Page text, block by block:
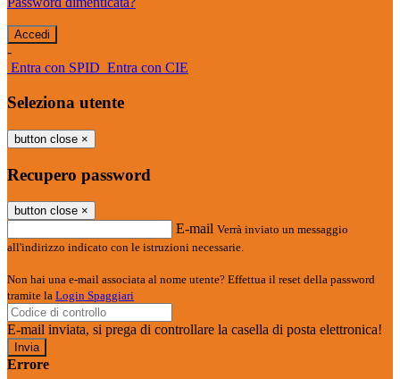
-
Entra con SPID Entra con CIE
Seleziona utente
button close ×
Recupero password
button close ×
E-mail Verrà inviato un messaggio
all'indirizzo indicato con le istruzioni necessarie.
Non hai una e-mail associata al nome utente? Effettua il reset della password
tramite la Login Spaggiari
E-mail inviata, si prega di controllare la casella di posta elettronica!
Errore